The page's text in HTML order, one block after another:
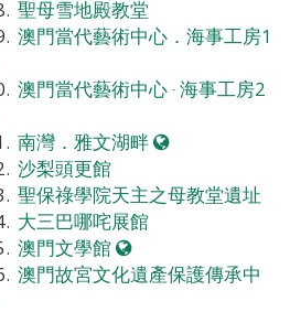
聖母雪地殿教堂
澳門當代藝術中心．海事工房1
澳門當代藝術中心 ‧ 海事工房2
南灣．雅文湖畔
網
沙梨頭更館
聖保祿學院天主之母教堂遺址
大三巴哪咤展館
澳門文學館
網
站
澳門故宮文化遺產保護傳承中